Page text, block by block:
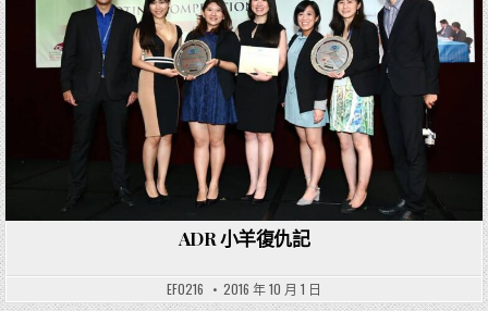
ADR 小羊復仇記
EF0216 2016 年 10 月 1 日